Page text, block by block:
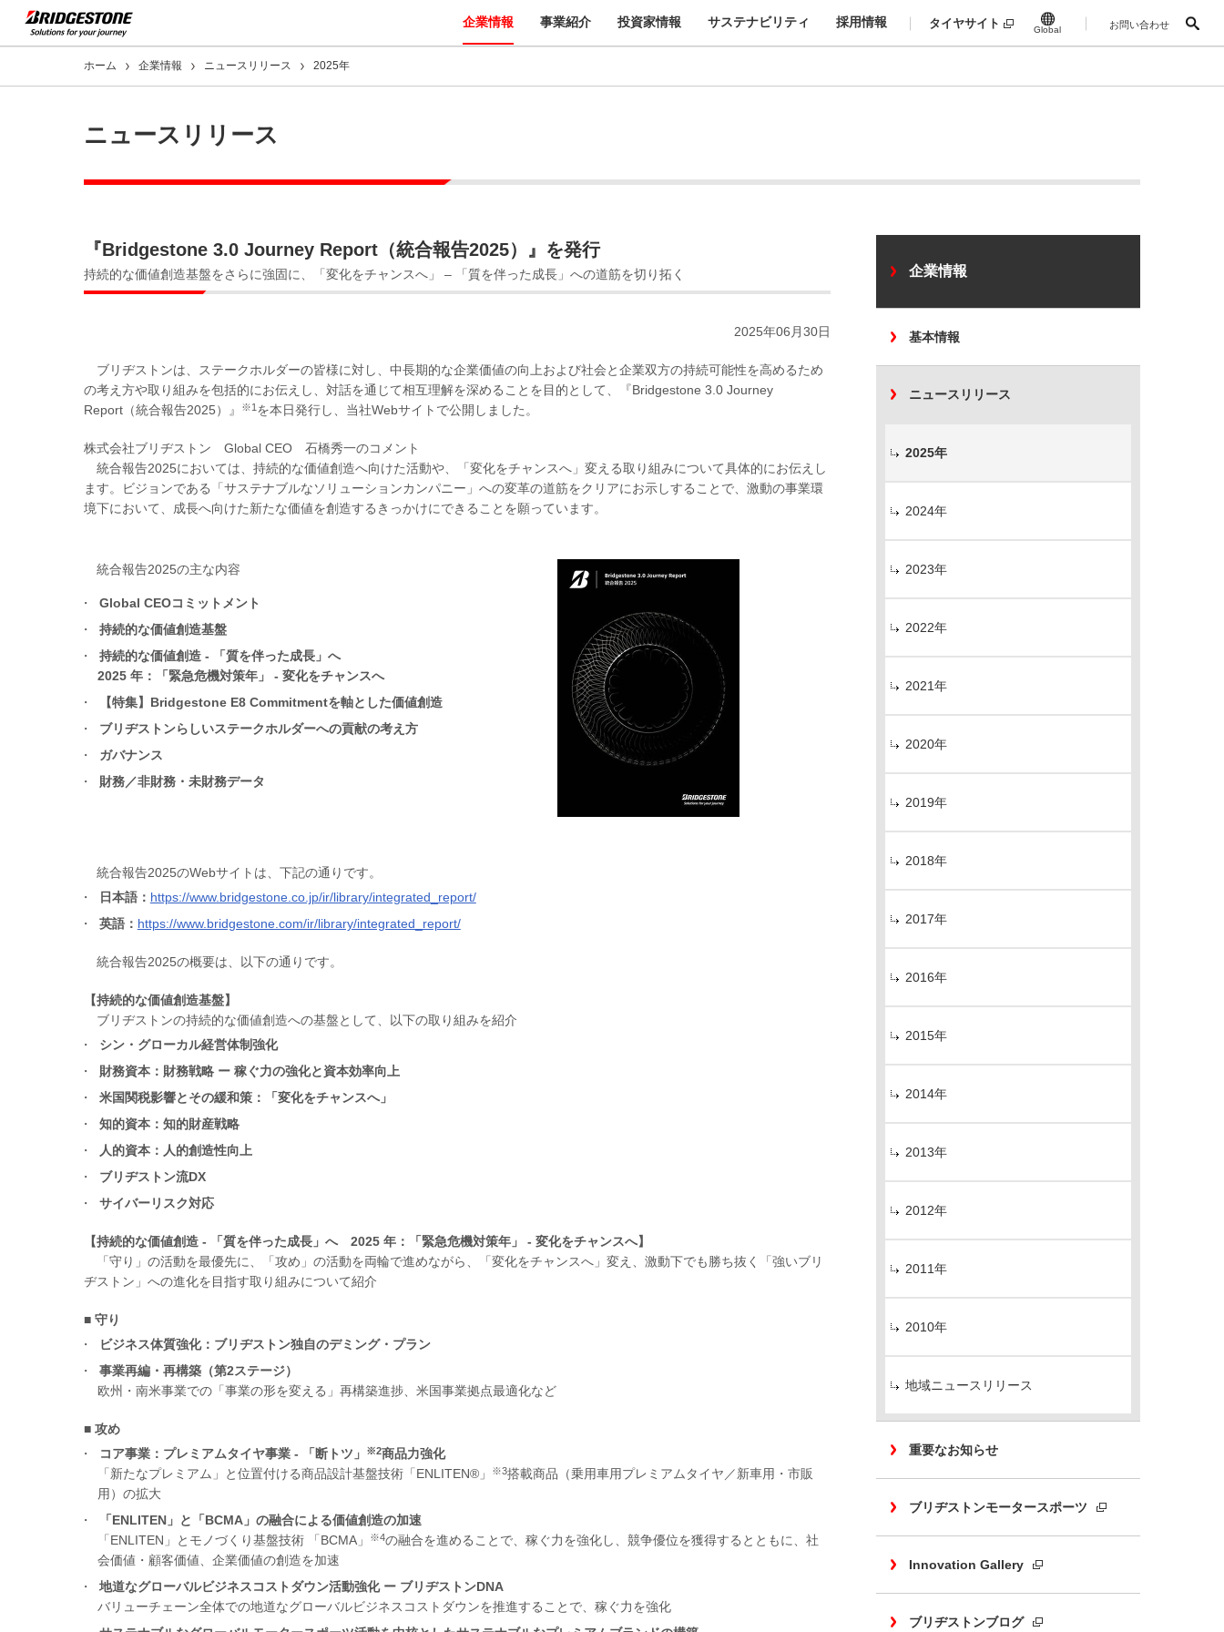
企業情報 事業紹介 投資家情報 サステナビリティ 採用情報 タイヤサイト Global お問い合わせ
ホーム 企業情報 ニュースリリース 2025年
ニュースリリース
『Bridgestone 3.0 Journey Report（統合報告2025）』を発行
持続的な価値創造基盤をさらに強固に、「変化をチャンスへ」 – 「質を伴った成長」への道筋を切り拓く
2025年06月30日
ブリヂストンは、ステークホルダーの皆様に対し、中長期的な企業価値の向上および社会と企業双方の持続可能性を高めるため
の考え方や取り組みを包括的にお伝えし、対話を通じて相互理解を深めることを目的として、『Bridgestone 3.0 Journey
Report（統合報告2025）』
※1 を本日発行し、当社Webサイトで公開しました。
株式会社ブリヂストン Global CEO 石橋秀一のコメント
統合報告2025においては、持続的な価値創造へ向けた活動や、「変化をチャンスへ」変える取り組みについて具体的にお伝えし
ます。ビジョンである「サステナブルなソリューションカンパニー」への変革の道筋をクリアにお示しすることで、激動の事業環
境下において、成長へ向けた新たな価値を創造するきっかけにできることを願っています。
統合報告2025の主な内容
Global CEOコミットメント
持続的な価値創造基盤
持続的な価値創造 - 「質を伴った成長」へ
2025 年：「緊急危機対策年」 - 変化をチャンスへ
【特集】Bridgestone E8 Commitmentを軸とした価値創造
ブリヂストンらしいステークホルダーへの貢献の考え方
ガバナンス
財務／非財務・未財務データ
統合報告2025のWebサイトは、下記の通りです。
日本語： https://www.bridgestone.co.jp/ir/library/integrated_report/
英語： https://www.bridgestone.com/ir/library/integrated_report/
統合報告2025の概要は、以下の通りです。
【持続的な価値創造基盤】
ブリヂストンの持続的な価値創造への基盤として、以下の取り組みを紹介
シン・グローカル経営体制強化
財務資本：財務戦略 ー 稼ぐ力の強化と資本効率向上
米国関税影響とその緩和策：「変化をチャンスへ」
知的資本：知的財産戦略
人的資本：人的創造性向上
ブリヂストン流DX
サイバーリスク対応
【持続的な価値創造 - 「質を伴った成長」へ 2025 年：「緊急危機対策年」 - 変化をチャンスへ】
「守り」の活動を最優先に、「攻め」の活動を両輪で進めながら、「変化をチャンスへ」変え、激動下でも勝ち抜く「強いブリ
ヂストン」への進化を目指す取り組みについて紹介
■ 守り
ビジネス体質強化：ブリヂストン独自のデミング・プラン
事業再編・再構築（第2ステージ）
欧州・南米事業での「事業の形を変える」再構築進捗、米国事業拠点最適化など
■ 攻め
コア事業：プレミアムタイヤ事業 - 「断トツ」
※2商品力強化
「新たなプレミアム」と位置付ける商品設計基盤技術「ENLITEN®」
※3搭載商品（乗用車用プレミアムタイヤ／新車用・市販
用）の拡大
「ENLITEN」と「BCMA」の融合による価値創造の加速
「ENLITEN」とモノづくり基盤技術 「BCMA」
※4の融合を進めることで、稼ぐ力を強化し、競争優位を獲得するとともに、社
会価値・顧客価値、企業価値の創造を加速
地道なグローバルビジネスコストダウン活動強化 ー ブリヂストンDNA
バリューチェーン全体での地道なグローバルビジネスコストダウンを推進することで、稼ぐ力を強化
企業情報
基本情報
ニュースリリース
2025年
2024年
2023年
2022年
2021年
2020年
2019年
2018年
2017年
2016年
2015年
2014年
2013年
2012年
2011年
2010年
地域ニュースリリース
重要なお知らせ
ブリヂストンモータースポーツ
Innovation Gallery
ブリヂストンブログ